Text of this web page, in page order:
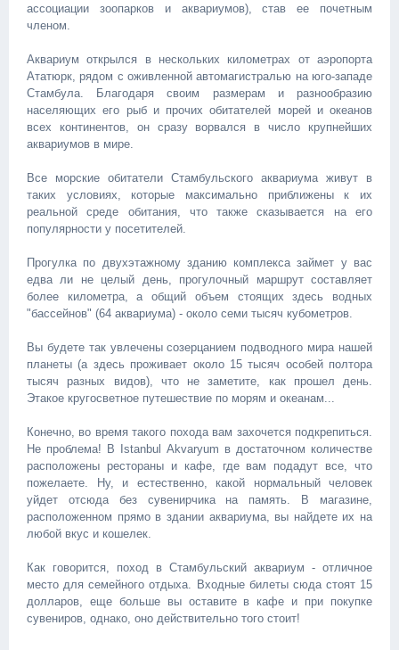
ассоциации зоопарков и аквариумов), став ее почетным
членом.
Аквариум открылся в нескольких километрах от аэропорта
Ататюрк, рядом с оживленной автомагистралью на юго-западе
Стамбула. Благодаря своим размерам и разнообразию
населяющих его рыб и прочих обитателей морей и океанов
всех континентов, он сразу ворвался в число крупнейших
аквариумов в мире.
Все морские обитатели Стамбульского аквариума живут в
таких условиях, которые максимально приближены к их
реальной среде обитания, что также сказывается на его
популярности у посетителей.
Прогулка по двухэтажному зданию комплекса займет у вас
едва ли не целый день, прогулочный маршрут составляет
более километра, а общий объем стоящих здесь водных
"бассейнов" (64 аквариума) - около семи тысяч кубометров.
Вы будете так увлечены созерцанием подводного мира нашей
планеты (а здесь проживает около 15 тысяч особей полтора
тысяч разных видов), что не заметите, как прошел день.
Этакое кругосветное путешествие по морям и океанам...
Конечно, во время такого похода вам захочется подкрепиться.
Не проблема! В Istanbul Akvaryum в достаточном количестве
расположены рестораны и кафе, где вам подадут все, что
пожелаете. Ну, и естественно, какой нормальный человек
уйдет отсюда без сувенирчика на память. В магазине,
расположенном прямо в здании аквариума, вы найдете их на
любой вкус и кошелек.
Как говорится, поход в Стамбульский аквариум - отличное
место для семейного отдыха. Входные билеты сюда стоят 15
долларов, еще больше вы оставите в кафе и при покупке
сувениров, однако, оно действительно того стоит!